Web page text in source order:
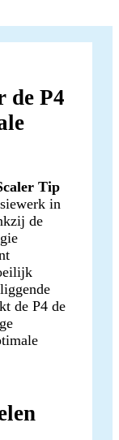
de P4
Tip
in
de
de P4 de